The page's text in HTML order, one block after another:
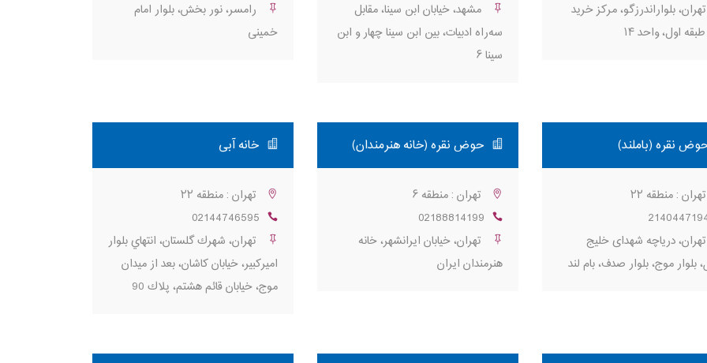
تهران، بلواراندرزگو، مرکز خرید
طبقه اول، واحد ۱۴
مشهد، خیابان ابن سینا، مقابل
سه‌راه ادبیات، بین ابن سینا چهار و ابن
سینا ۶
رامسر، نور بخش، بلوار امام
خمینی
نقره (باملند)
تهران : منطقه ۲۲
تهران، دریاچه شهدای خلیج
بلوار موج، بلوار صدف، بام لند
حوض نقره (خانه هنرمندان)
تهران : منطقه ۶
02188814199
تهران، خیابان ایرانشهر، خانه
هنرمندان ایران
خانه آبی
تهران : منطقه ۲۲
02144746595
تهران، شهرك گلستان، انتهاي بلوار
اميركبير، خيابان كاشان، بعد از ميدان
موج، خيابان قائم هشتم، پلاك 90